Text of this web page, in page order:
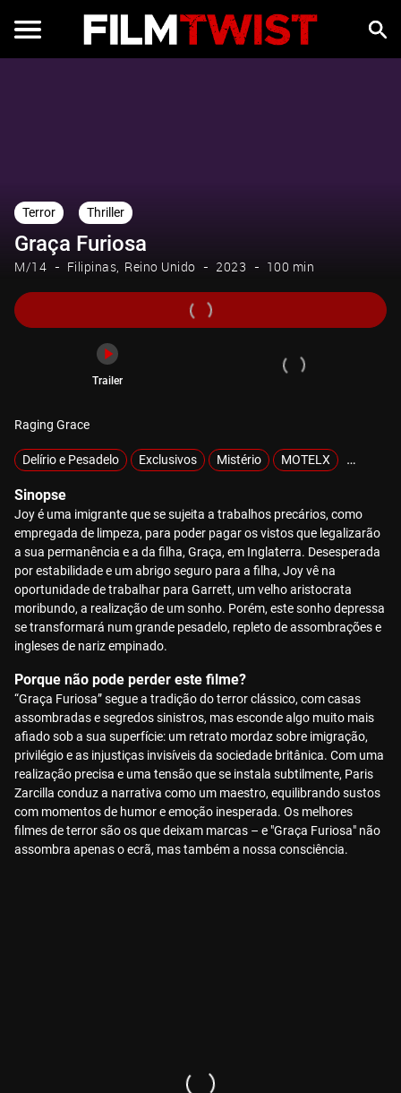
Terror Thriller
Graça Furiosa
M/14 Filipinas Reino Unido 2023 100 min
Trailer
Raging Grace
Delírio e Pesadelo Exclusivos Mistério MOTELX
Sinopse
Joy é uma imigrante que se sujeita a trabalhos precários, como
empregada de limpeza, para poder pagar os vistos que legalizarão
a sua permanência e a da filha, Graça, em Inglaterra. Desesperada
por estabilidade e um abrigo seguro para a filha, Joy vê na
oportunidade de trabalhar para Garrett, um velho aristocrata
moribundo, a realização de um sonho. Porém, este sonho depressa
se transformará num grande pesadelo, repleto de assombrações e
ingleses de nariz empinado.
Porque não pode perder este filme?
“Graça Furiosa” segue a tradição do terror clássico, com casas
assombradas e segredos sinistros, mas esconde algo muito mais
afiado sob a sua superfície: um retrato mordaz sobre imigração,
privilégio e as injustiças invisíveis da sociedade britânica. Com uma
realização precisa e uma tensão que se instala subtilmente, Paris
Zarcilla conduz a narrativa como um maestro, equilibrando sustos
com momentos de humor e emoção inesperada. Os melhores
filmes de terror são os que deixam marcas – e "Graça Furiosa" não
assombra apenas o ecrã, mas também a nossa consciência.